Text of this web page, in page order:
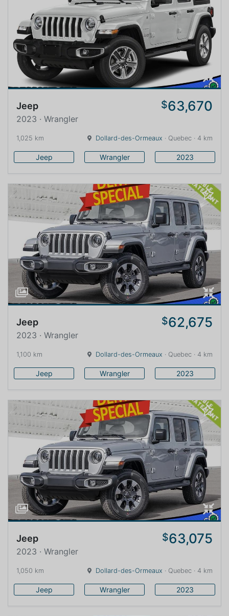
Jeep $63,670
2023 · Wrangler
1,025 km Dollard-des-Ormeaux · Quebec · 4 km
Jeep Wrangler 2023
Jeep $62,675
2023 · Wrangler
1,100 km Dollard-des-Ormeaux · Quebec · 4 km
Jeep Wrangler 2023
Jeep $63,075
2023 · Wrangler
1,050 km Dollard-des-Ormeaux · Quebec · 4 km
Jeep Wrangler 2023